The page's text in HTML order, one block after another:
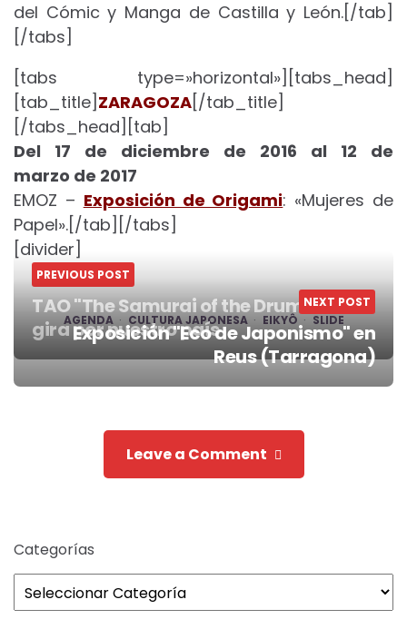
del Cómic y Manga de Castilla y León.[/tab]
[/tabs]
[tabs type=»horizontal»][tabs_head]
[tab_title] ZARAGOZA[/tab_title]
[/tabs_head][tab]
Del 17 de diciembre de 2016 al 12 de
marzo de 2017
EMOZ – Exposición de Origami: «Mujeres de
Papel».[/tab][/tabs]
[divider]
AGENDA CULTURA JAPONESA EIKYÔ SLIDE
Post
navigation
PREVIOUS POST
TAO "The Samurai of the Drum" de
gira por nuestro país
NEXT POST
Exposición "Eco de Japonismo" en
Reus (Tarragona)
Leave a Comment
Categorías